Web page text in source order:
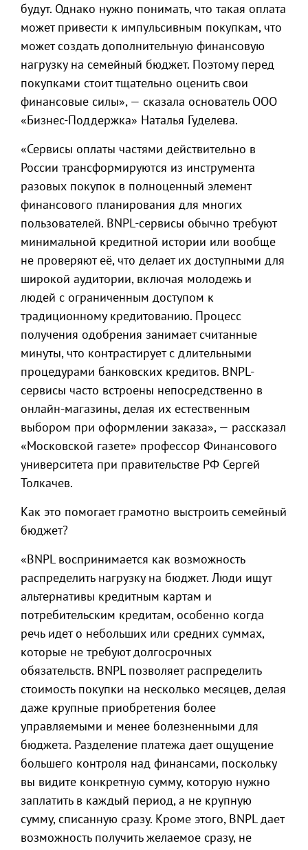
будут. Однако нужно понимать, что такая оплата
может привести к импульсивным покупкам, что
может создать дополнительную финансовую
нагрузку на семейный бюджет. Поэтому перед
покупками стоит тщательно оценить свои
финансовые силы», — сказала основатель ООО
«Бизнес-Поддержка» Наталья Гуделева.
«Сервисы оплаты частями действительно в
России трансформируются из инструмента
разовых покупок в полноценный элемент
финансового планирования для многих
пользователей. BNPL-сервисы обычно требуют
минимальной кредитной истории или вообще
не проверяют её, что делает их доступными для
широкой аудитории, включая молодежь и
людей с ограниченным доступом к
традиционному кредитованию. Процесс
получения одобрения занимает считанные
минуты, что контрастирует с длительными
процедурами банковских кредитов. BNPL-
сервисы часто встроены непосредственно в
онлайн-магазины, делая их естественным
выбором при оформлении заказа», — рассказал
«Московской газете» профессор Финансового
университета при правительстве РФ Сергей
Толкачев.
Как это помогает грамотно выстроить семейный
бюджет?
«BNPL воспринимается как возможность
распределить нагрузку на бюджет. Люди ищут
альтернативы кредитным картам и
потребительским кредитам, особенно когда
речь идет о небольших или средних суммах,
которые не требуют долгосрочных
обязательств. BNPL позволяет распределить
стоимость покупки на несколько месяцев, делая
даже крупные приобретения более
управляемыми и менее болезненными для
бюджета. Разделение платежа дает ощущение
большего контроля над финансами, поскольку
вы видите конкретную сумму, которую нужно
заплатить в каждый период, а не крупную
сумму, списанную сразу. Кроме этого, BNPL дает
возможность получить желаемое сразу, не